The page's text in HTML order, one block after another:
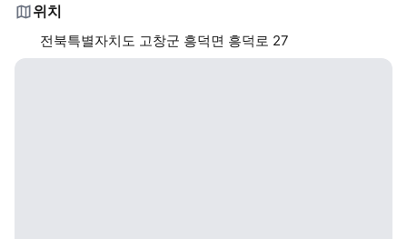
위치
전북특별자치도 고창군 흥덕면 흥덕로 27